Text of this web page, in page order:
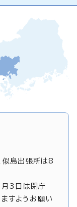
似島出張所は8
月3日は閉庁
すようお願い